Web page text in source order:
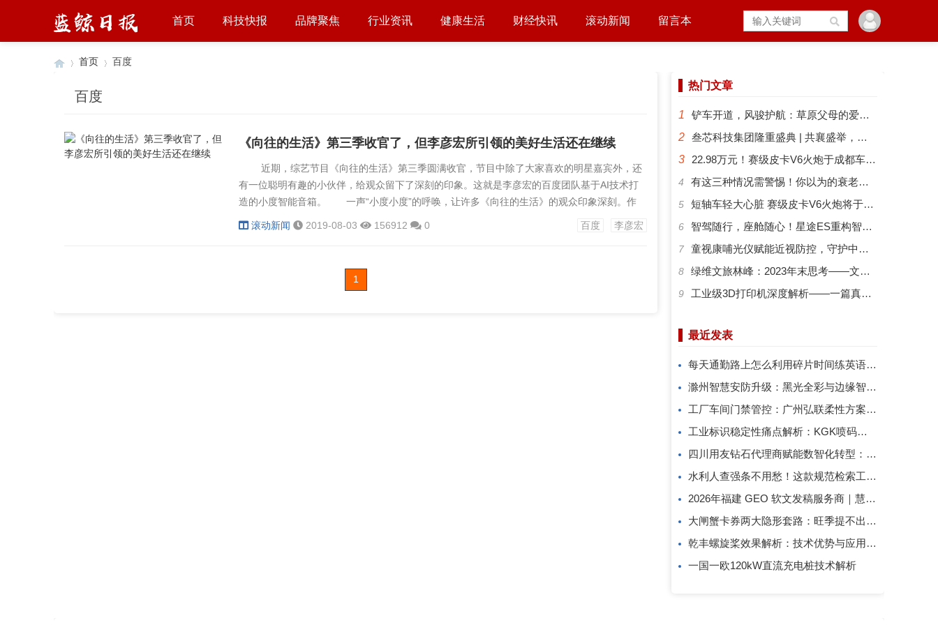
首页 科技快报 品牌聚焦 行业资讯 健康生活 财经快讯 滚动新闻 留言本
首页 百度
百度
《向往的生活》第三季收官了，但李彦宏所引领的美好生活还在继续
近期，综艺节目《向往的生活》第三季圆满收官，节目中除了大家喜欢的明星嘉宾外，还
有一位聪明有趣的小伙伴，给观众留下了深刻的印象。这就是李彦宏的百度团队基于AI技术打
造的小度智能音箱。 一声“小度小度”的呼唤，让许多《向往的生活》的观众印象深刻。作
为“向3”大家庭中重的要一员，小度是大家休闲时的开心果、忙碌时的全能小助手、偶尔还是明
滚动新闻 2019-08-03 156912 0 百度 李彦宏
1
热门文章
1
铲车开道，风骏护航：草原父母的爱有多硬核？
2 叁芯科技集团隆重盛典 | 共襄盛举，筑梦未来
3
22.98万元！赛级皮卡V6火炮于成都车展正式预售
4 ​有这三种情况需警惕！你以为的衰老可能是“大脑预警”
5 短轴车轻大心脏 赛级皮卡V6火炮将于成都车展开启预售
6 智驾随行，座舱随心！星途ES重构智能化出行新体验
7 ​童视康哺光仪赋能近视防控，守护中国孩子的清晰视界
8 绿维文旅林峰：2023年末思考——文旅新势力与文旅新时代
9 工业级3D打印机深度解析——一篇真正能帮你选对机器的指南
最近发表
每天通勤路上怎么利用碎片时间练英语口语？
滁州智慧安防升级：黑光全彩与边缘智算方案解析
工厂车间门禁管控：广州弘联柔性方案解析
工业标识稳定性痛点解析：KGK喷码技术的应对逻辑
四川用友钻石代理商赋能数智化转型：成都创跃科技的行业观察
水利人查强条不用愁！这款规范检索工具一键搞定
2026年福建 GEO 软文发稿服务商｜慧品宣：以 AI 技术赋能品牌全域传播
大闸蟹卡券两大隐形套路：旺季提不出、过期直接亏！
乾丰螺旋桨效果解析：技术优势与应用价值
一国一欧120kW直流充电桩技术解析